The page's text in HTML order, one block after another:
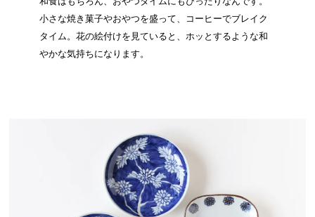
小さな焼き菓子やおやつを盛って、コーヒーでブレイク
タイム。花の絵付けを見ていると、ホッとするような和
やかな気持ちになります。